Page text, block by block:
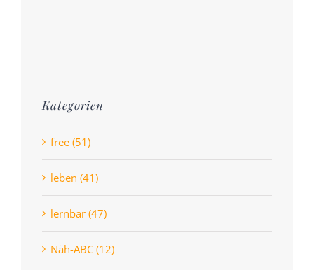
Kategorien
free (51)
leben (41)
lernbar (47)
Näh-ABC (12)